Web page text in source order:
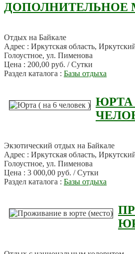
ДОПОЛНИТЕЛЬНОЕ
Отдых на Байкале
Адрес : Иркутская область,
Голоустное, ул. Пименова
Цена : 200,00 руб. / Сутки
Раздел каталога : Базы отдыха
ЮРТА
Экзотический отдых на Байкале
Адрес : Иркутская область,
Голоустное, ул. Пименова
Цена : 3 000,00 руб. / Сутки
Раздел каталога : Базы отдыха